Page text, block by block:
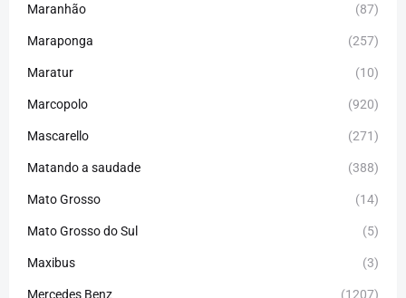
Maranhão (87)
Maraponga (257)
Maratur (10)
Marcopolo (920)
Mascarello (271)
Matando a saudade (388)
Mato Grosso (14)
Mato Grosso do Sul (5)
Maxibus (3)
Mercedes Benz (1207)